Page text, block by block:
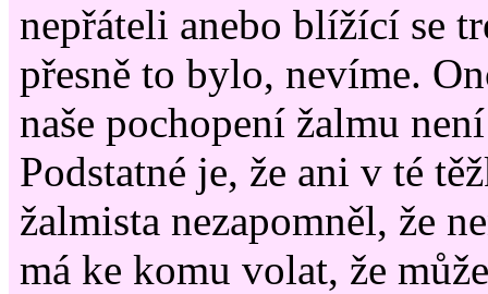
nepřáteli anebo blížící se
přesně to bylo, nevíme.
naše pochopení žalmu
Podstatné je, že ani v té
žalmista nezapomněl, že
má ke komu volat, že